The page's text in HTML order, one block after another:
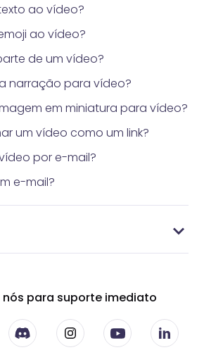
ao vídeo?
ao vídeo?
de um vídeo?
narração para vídeo?
em miniatura para vídeo?
um vídeo como um link?
por e-mail?
e-mail?
para suporte imediato